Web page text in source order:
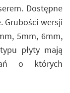
Dostępne
Grubości wersji
5mm, 6mm,
płyty mają
o których